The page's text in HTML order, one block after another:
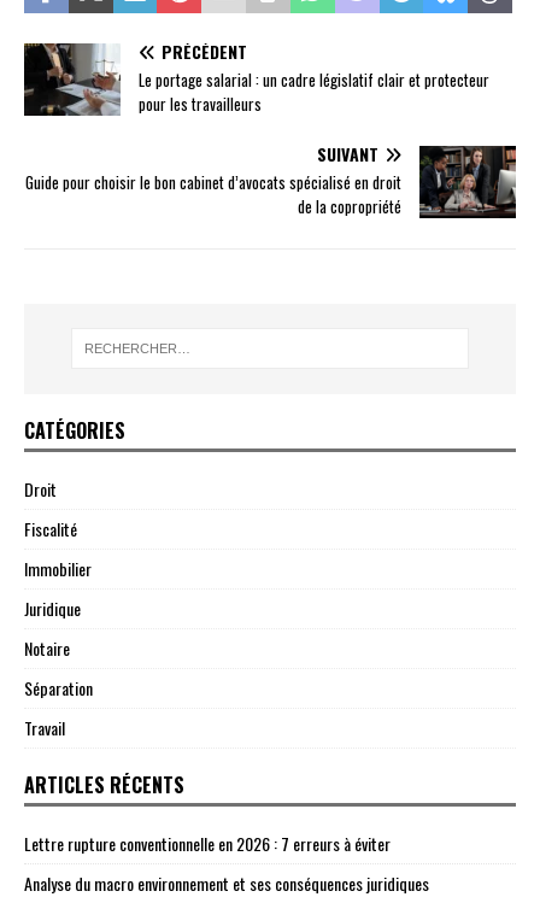
PRÉCÉDENT
Le portage salarial : un cadre législatif clair et protecteur
pour les travailleurs
SUIVANT
Guide pour choisir le bon cabinet d’avocats spécialisé en droit
de la copropriété
CATÉGORIES
Droit
Fiscalité
Immobilier
Juridique
Notaire
Séparation
Travail
ARTICLES RÉCENTS
Lettre rupture conventionnelle en 2026 : 7 erreurs à éviter
Analyse du macro environnement et ses conséquences juridiques